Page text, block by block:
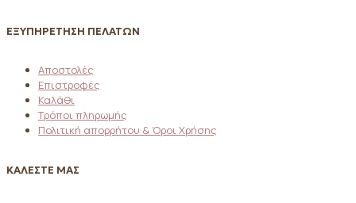
ΕΞΥΠΗΡΕΤΗΣΗ ΠΕΛΑΤΩΝ
Αποστολές
Επιστροφές
Καλάθι
Τρόποι πληρωμής
Πολιτική απορρήτου & Όροι Χρήσης
ΚΑΛΕΣΤΕ ΜΑΣ